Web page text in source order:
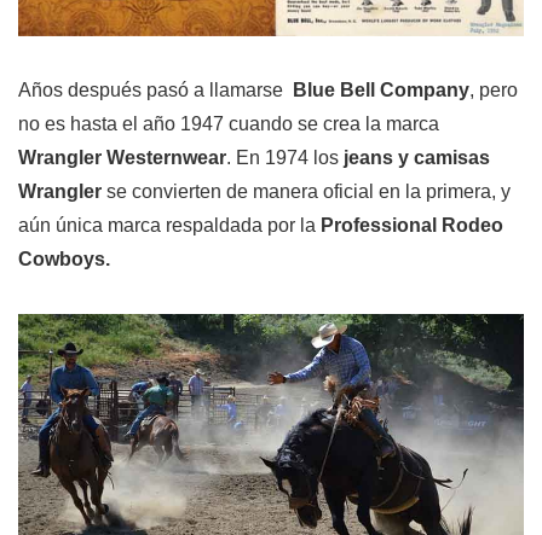
Años después pasó a llamarse Blue Bell Company, pero
no es hasta el año 1947 cuando se crea la marca
Wrangler Westernwear. En 1974 los jeans y camisas
Wrangler se convierten de manera oficial en la primera, y
aún única marca respaldada por la Professional Rodeo
Cowboys.